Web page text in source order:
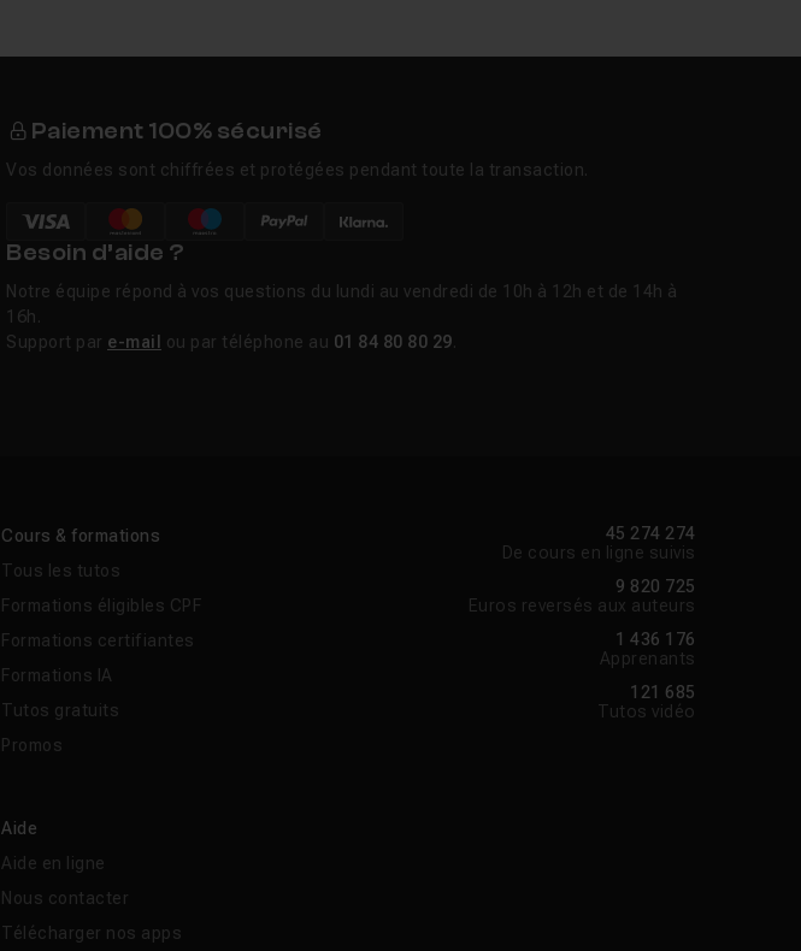
Paiement 100% sécurisé
Vos données sont chiffrées et protégées pendant toute la transaction.
Besoin d’aide ?
Notre équipe répond à vos questions du lundi au vendredi de 10h à 12h et de 14h à
16h.
Support par e-mail ou par téléphone au 01 84 80 80 29
Cours & formations
Tous les tutos
Formations éligibles CPF
Formations certifiantes
Formations IA
Tutos gratuits
Promos
Aide
Aide en ligne
Nous contacter
Télécharger nos apps
45 274 274
De cours en ligne suivis
9 820 725
Euros reversés aux auteurs
1 436 176
Apprenants
121 685
Tutos vidéo